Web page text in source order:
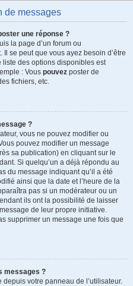
de messages
une réponse ?
la page d’un forum ou
se peut que vous ayez besoin d’être
des options disponibles est
: Vous pouvez poster de
fichiers, etc.
?
vous ne pouvez modifier ou
pouvez modifier un message
sa publication) en cliquant sur le
Si quelqu’un a déjà répondu au
du message indiquant qu’il a été
ainsi que la date et l’heure de la
pas si un modérateur ou un
ils ont la possibilité de laisser
de leur propre initiative.
supprimer un message une fois que
messages ?
votre panneau de l’utilisateur.